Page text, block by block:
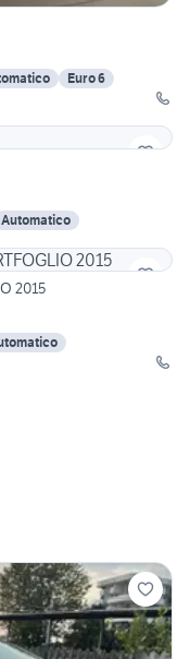
Euro 6
Automatico
2015